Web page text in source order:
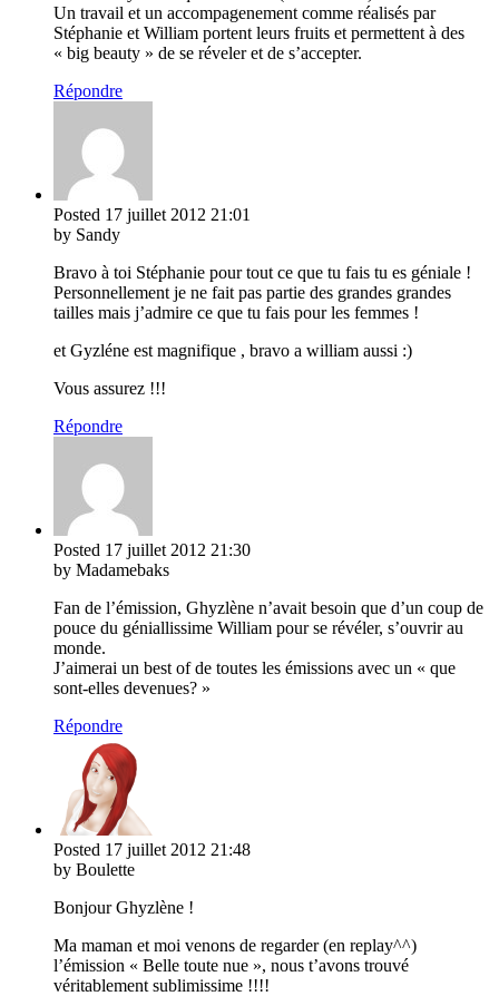
Un travail et un accompagenement comme réalisés par
Stéphanie et William portent leurs fruits et permettent à des
« big beauty » de se réveler et de s’accepter.
Répondre
Posted 17 juillet 2012 21:01
by Sandy
Bravo à toi Stéphanie pour tout ce que tu fais tu es géniale !
Personnellement je ne fait pas partie des grandes grandes
tailles mais j’admire ce que tu fais pour les femmes !
et Gyzléne est magnifique , bravo a william aussi :)
Vous assurez !!!
Répondre
Posted 17 juillet 2012 21:30
by Madamebaks
Fan de l’émission, Ghyzlène n’avait besoin que d’un coup de
pouce du géniallissime William pour se révéler, s’ouvrir au
monde.
J’aimerai un best of de toutes les émissions avec un « que
sont-elles devenues? »
Répondre
Posted 17 juillet 2012 21:48
by Boulette
Bonjour Ghyzlène !
Ma maman et moi venons de regarder (en replay^^)
l’émission « Belle toute nue », nous t’avons trouvé
véritablement sublimissime !!!!